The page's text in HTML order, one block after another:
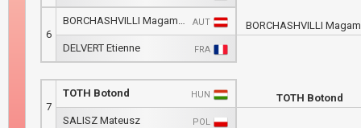
6
BORCHASHVILLI Magamed AUT
DELVERT Etienne FRA
7
TOTH Botond HUN
SALISZ Mateusz POL
BORCHASHVILLI
TOTH Botond